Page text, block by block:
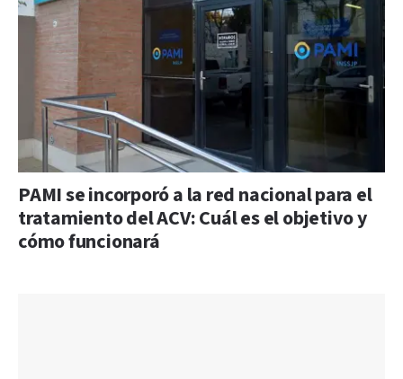
PAMI se incorporó a la red nacional para el
tratamiento del ACV: Cuál es el objetivo y
cómo funcionará